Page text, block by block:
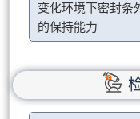
变化环境下密封条
的保持能力